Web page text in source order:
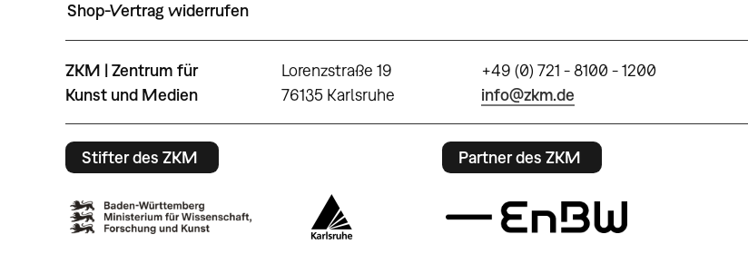
Shop-Vertrag widerrufen
ZKM | Zentrum für
Kunst und Medien
Lorenzstraße 19
76135 Karlsruhe
+49 (0) 721 - 8100 - 1200
info@zkm.de
Stifter des ZKM Partner des ZKM